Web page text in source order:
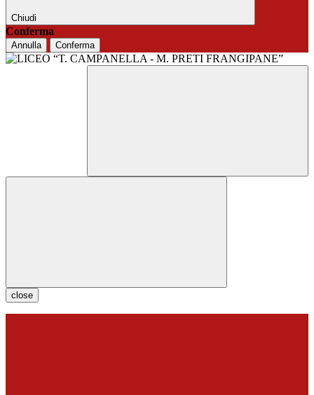
Chiudi
Conferma
Annulla Conferma
close